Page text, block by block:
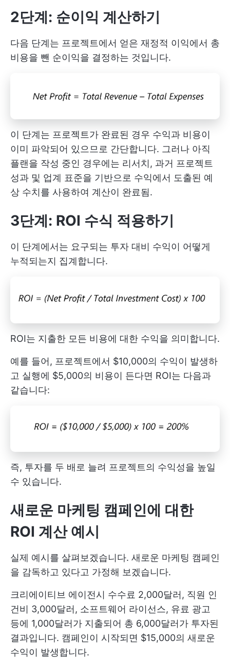
2단계: 순이익 계산하기
다음 단계는 프로젝트에서 얻은 재정적 이익에서 총
비용을 뺀 순이익을 결정하는 것입니다.
이 단계는 프로젝트가 완료된 경우 수익과 비용이
이미 파악되어 있으므로 간단합니다. 그러나 아직
플랜을 작성 중인 경우에는 리서치, 과거 프로젝트
성과 및 업계 표준을 기반으로 수익에서 도출된 예
상 수치를 사용하여 계산이 완료됨.
3단계: ROI 수식 적용하기
이 단계에서는 요구되는 투자 대비 수익이 어떻게
누적되는지 집계합니다.
ROI는 지출한 모든 비용에 대한 수익을 의미합니다.
예를 들어, 프로젝트에서 $10,000의 수익이 발생하
고 실행에 $5,000의 비용이 든다면 ROI는 다음과
같습니다:
즉, 투자를 두 배로 늘려 프로젝트의 수익성을 높일
수 있습니다.
새로운 마케팅 캠페인에 대한
ROI 계산 예시
실제 예시를 살펴보겠습니다. 새로운 마케팅 캠페인
을 감독하고 있다고 가정해 보겠습니다.
크리에이티브 에이전시 수수료 2,000달러, 직원 인
건비 3,000달러, 소프트웨어 라이선스, 유료 광고
등에 1,000달러가 지출되어 총 6,000달러가 투자된
결과입니다. 캠페인이 시작되면 $15,000의 새로운
수익이 발생합니다.